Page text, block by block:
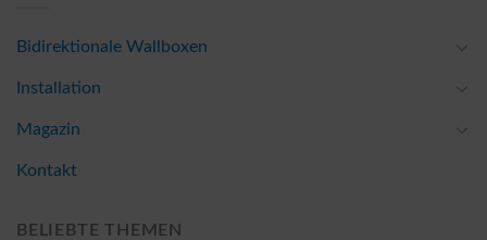
Bidirektionale Wallboxen
Installation
Magazin
Kontakt
BELIEBTE THEMEN